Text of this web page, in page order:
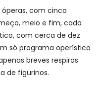
com cinco
meio e fim, cada
com cerca de dez
só programa operístico
breves respiros
de figurinos.